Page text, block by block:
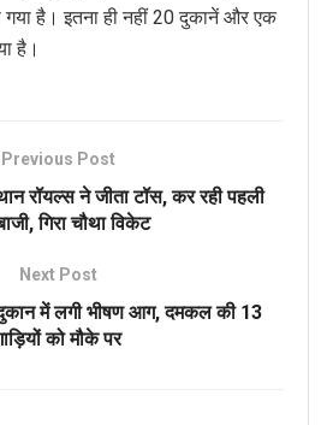
गया है। इतना ही नहीं 20 दुकानें और एक
है।
Previous Post
रॉयल्स ने जीता टॉस, कर रही पहली
गिरा चौथा विकेट
Next Post
में लगी भीषण आग, दमकल की 13
को मौके पर